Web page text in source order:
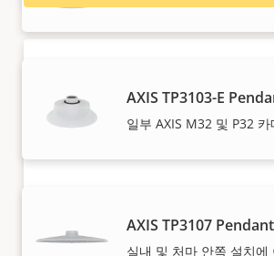
AXIS TP3103-E
일부 AXIS M32 및 P32 카
AXIS TP3107
실내 및 처마 안쪽 설치에
리셀러가 되고 싶으신가요? Axis 제